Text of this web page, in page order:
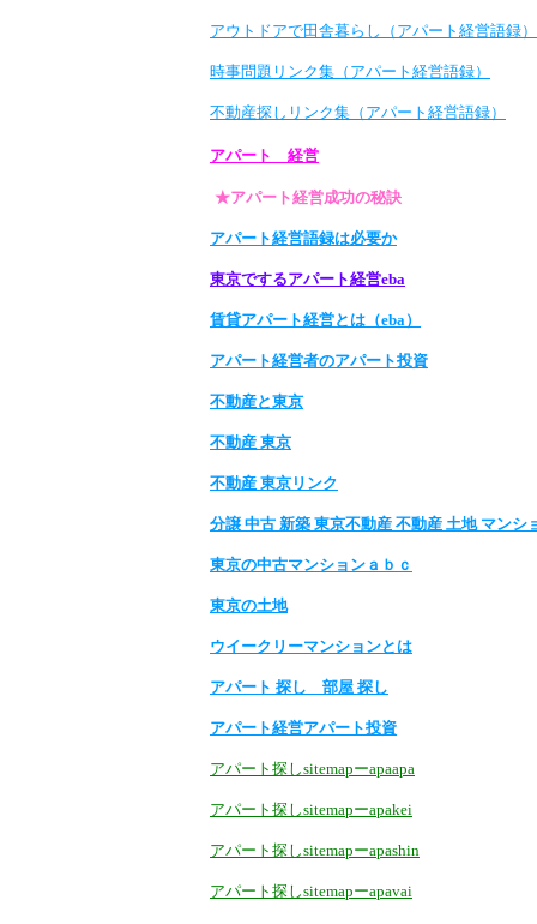
アウトドアで田舎暮らし（アパート経営語録）
時事問題リンク集（アパート経営語録）
不動産探しリンク集（アパート経営語録）
アパート 経営
★アパート経営成功の秘訣
アパート経営語録は必要か
東京でするアパート経営eba
賃貸アパート経営とは（eba）
アパート経営者のアパート投資
不動産と東京
不動産 東京
不動産 東京リンク
分譲 中古 新築 東京不動産 不動産 土地 マンシ
東京の中古マンションａｂｃ
東京の土地
ウイークリーマンションとは
アパート 探し 部屋 探し
アパート経営アパート投資
アパート探しsitemapーapaapa
アパート探しsitemapーapakei
アパート探しsitemapーapashin
アパート探しsitemapーapavai